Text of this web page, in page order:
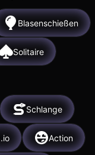
Blasenschießen
Solitaire
Schlange
.io Action